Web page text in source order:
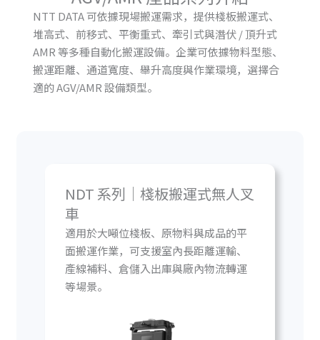
NTT DATA 可依據現場搬運需求，提供棧板搬運式、
堆高式、前移式、平衡重式、牽引式與潛伏 / 頂升式
AMR 等多種自動化搬運設備。企業可依據物料型態、
搬運距離、通道寬度、舉升高度與作業環境，選擇合
適的 AGV/AMR 設備類型。
NDT 系列｜棧板搬運式無人叉
車
適用於大噸位棧板、原物料與成品的平
面搬運作業，可支援室內長距離運輸、
產線補料、倉儲入出庫與廠內物流轉運
等場景。